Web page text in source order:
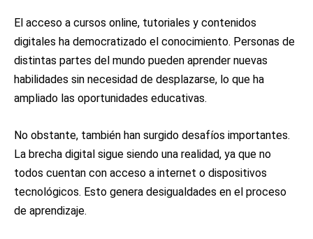
El acceso a cursos online, tutoriales y contenidos
digitales ha democratizado el conocimiento. Personas de
distintas partes del mundo pueden aprender nuevas
habilidades sin necesidad de desplazarse, lo que ha
ampliado las oportunidades educativas.
No obstante, también han surgido desafíos importantes.
La brecha digital sigue siendo una realidad, ya que no
todos cuentan con acceso a internet o dispositivos
tecnológicos. Esto genera desigualdades en el proceso
de aprendizaje.